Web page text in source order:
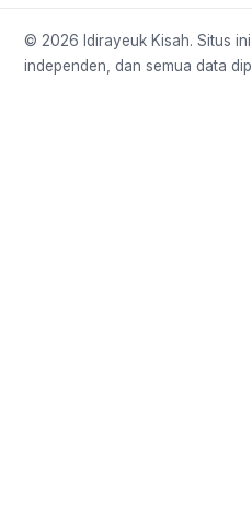
© 2026 Idirayeuk Kisah. Situs
independen, dan semua data